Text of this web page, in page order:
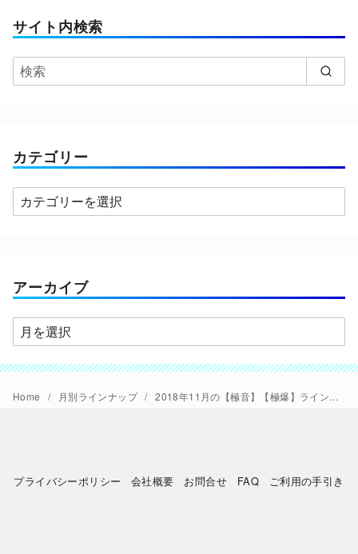
サイト内検索
カテゴリー
カ
テ
ー
アーカイブ
ア
ー
カ
イ
Home 月別ラインナップ 2018年11月の【極音】【極爆】ラインナップ
プライバシーポリシー 会社概要 お問合せ FAQ ご利用の手引き